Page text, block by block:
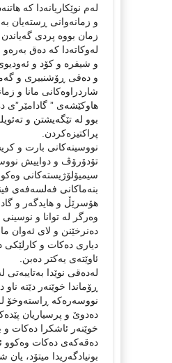
لەم نوێکاریانەدا کە
و زمانەوانی ڕستەیان
زمان بووە پردی گەیاندن
لەوکاتەدا کە دەق بەرەو
و شیفرە و کۆد و
و دەقی ڕۆشنبیری و
شاردراوەکانی مانا و
هاوکێشەی ” گادامێر”ی
بوو لە تێگەیشتن و
پراکتیزەکردن.
نووسینەکانی بارت و
تۆدۆرۆڤ و دواییش
سیمیۆلۆژیستەکانی
بنەماکانی فەلسەفەی
هۆسرێڵ و هایدگەر و
وەرگر لە توانا و نوسینی
دەنرخێنن و لای ئەوان
دیاری دەکات و کارلێکی
ئاوێتەی یەکتر دەبن.
لەدەقی نوێدا
ڕۆماندا خوێنەر دێتە ناو
نووسەرەکە ڕاستەوخۆ
دەدوێ و پرسیاریان
خوێنەر ئاشکرا دەکات
دەقەکەی دەکات وەکوو
بونیادگەریدا میتۆد،